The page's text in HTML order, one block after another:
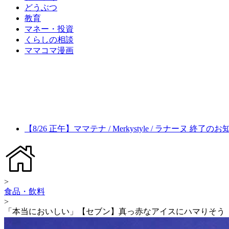
どうぶつ
教育
マネー・投資
くらしの相談
ママコマ漫画
【8/26 正午】ママテナ / Merkystyle / ラナーヌ 終了のお
>
食品・飲料
>
「本当においしい」【セブン】真っ赤なアイスにハマりそう